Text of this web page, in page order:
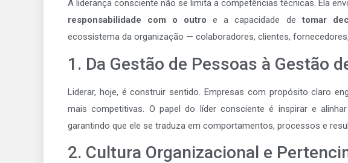
A liderança consciente não se limita a competências técnicas. Ela
responsabilidade com o outro e a capacidade detomar
ecossistema da organização — colaboradores, clientes,
1. Da Gestão de Pessoas à Gestão
Liderar, hoje, é construir sentido. Empresas com propósito claro
mais competitivas. O papel do líder consciente é inspirar e
garantindo que ele se traduza em comportamentos, processos e
2. Cultura Organizacional e